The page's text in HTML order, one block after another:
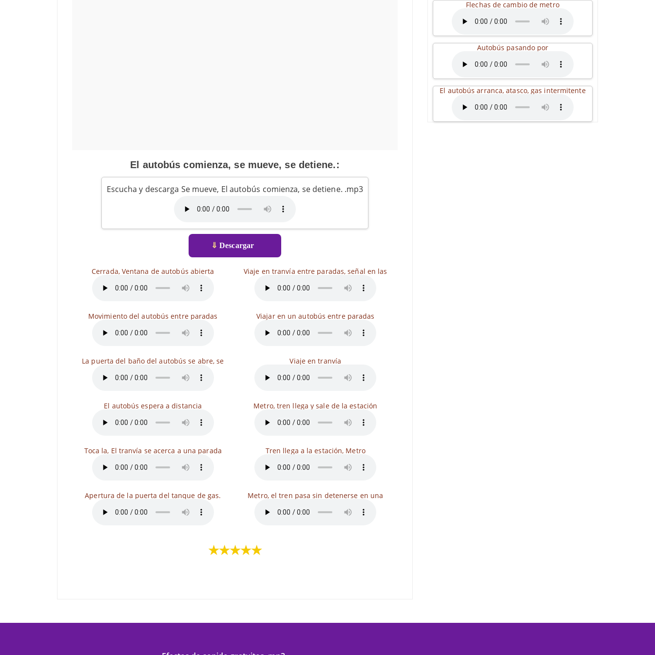
El autobús comienza, se mueve, se detiene.:
Escucha y descarga Se mueve, El autobús comienza, se detiene. .mp3
⇓ Descargar
Cerrada, Ventana de autobús abierta
Movimiento del autobús entre paradas
La puerta del baño del autobús se abre, se
El autobús espera a distancia
Toca la, El tranvía se acerca a una parada
Apertura de la puerta del tanque de gas.
Viaje en tranvía entre paradas, señal en las
Viajar en un autobús entre paradas
Viaje en tranvía
Metro, tren llega y sale de la estación
Tren llega a la estación, Metro
Metro, el tren pasa sin detenerse en una
★★★★★
Flechas de cambio de metro
Autobús pasando por
El autobús arranca, atasco, gas intermitente